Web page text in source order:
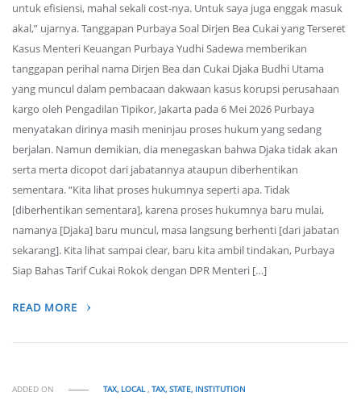
untuk efisiensi, mahal sekali cost-nya. Untuk saya juga enggak masuk
akal,” ujarnya. Tanggapan Purbaya Soal Dirjen Bea Cukai yang Terseret
Kasus Menteri Keuangan Purbaya Yudhi Sadewa memberikan
tanggapan perihal nama Dirjen Bea dan Cukai Djaka Budhi Utama
yang muncul dalam pembacaan dakwaan kasus korupsi perusahaan
kargo oleh Pengadilan Tipikor, Jakarta pada 6 Mei 2026 Purbaya
menyatakan dirinya masih meninjau proses hukum yang sedang
berjalan. Namun demikian, dia menegaskan bahwa Djaka tidak akan
serta merta dicopot dari jabatannya ataupun diberhentikan
sementara. “Kita lihat proses hukumnya seperti apa. Tidak
[diberhentikan sementara], karena proses hukumnya baru mulai,
namanya [Djaka] baru muncul, masa langsung berhenti [dari jabatan
sekarang]. Kita lihat sampai clear, baru kita ambil tindakan, Purbaya
Siap Bahas Tarif Cukai Rokok dengan DPR Menteri […]
READ MORE
ADDED ON TAX, LOCAL,TAX, STATE, INSTITUTION